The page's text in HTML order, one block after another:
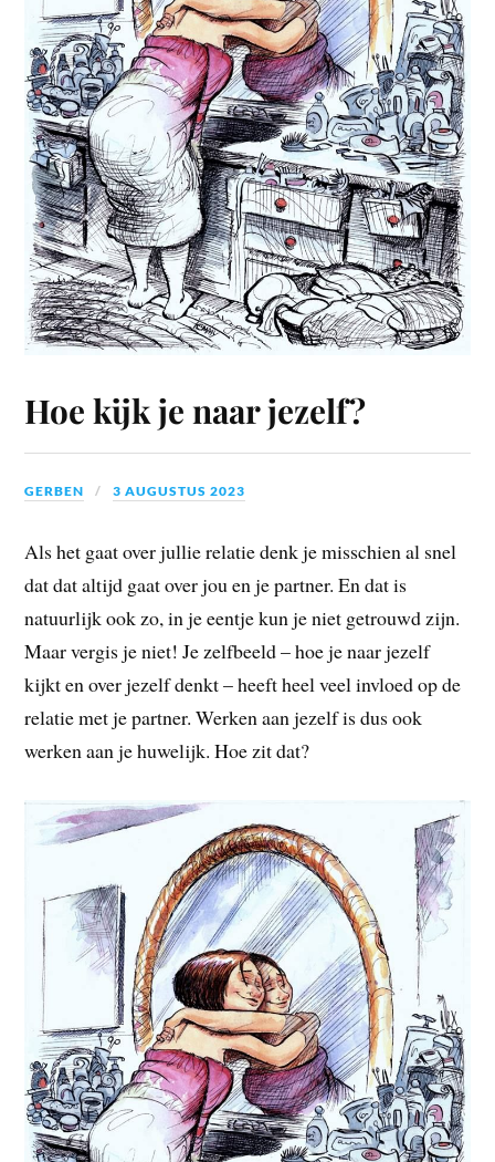
Hoe kijk je naar jezelf?
GERBEN 3 AUGUSTUS 2023
Als het gaat over jullie relatie denk je misschien al snel
dat dat altijd gaat over jou en je partner. En dat is
natuurlijk ook zo, in je eentje kun je niet getrouwd zijn.
Maar vergis je niet! Je zelfbeeld – hoe je naar jezelf
kijkt en over jezelf denkt – heeft heel veel invloed op de
relatie met je partner. Werken aan jezelf is dus ook
werken aan je huwelijk. Hoe zit dat?